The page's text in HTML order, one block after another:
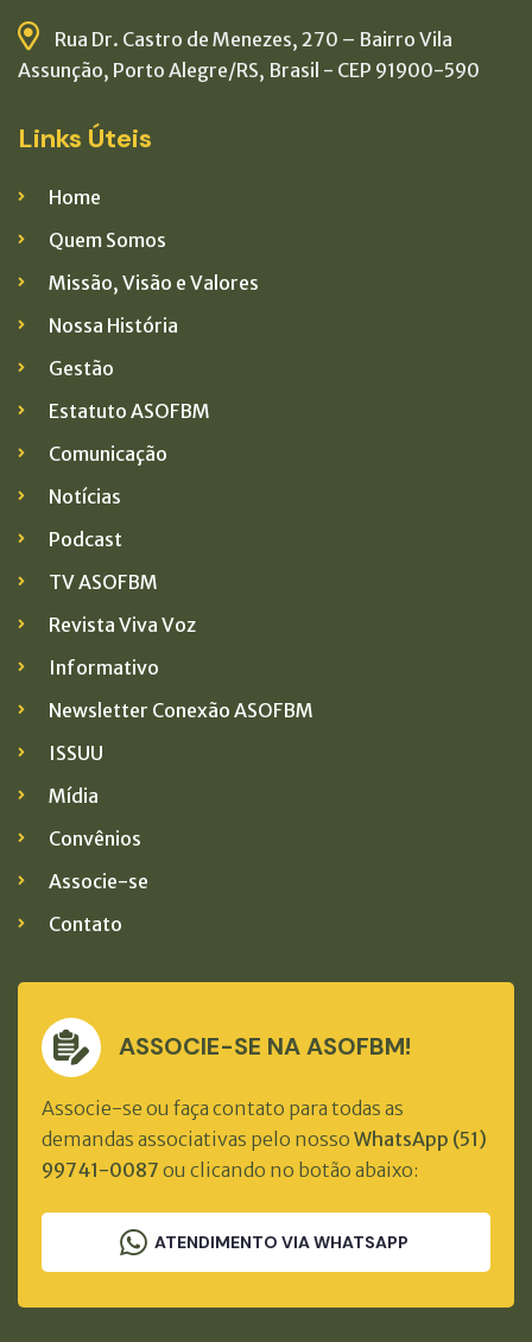
Rua Dr. Castro de Menezes, 270 – Bairro Vila
Assunção, Porto Alegre/RS, Brasil - CEP 91900-590
Links Úteis
Home
Quem Somos
Missão, Visão e Valores
Nossa História
Gestão
Estatuto ASOFBM
Comunicação
Notícias
Podcast
TV ASOFBM
Revista Viva Voz
Informativo
Newsletter Conexão ASOFBM
ISSUU
Mídia
Convênios
Associe-se
Contato
ASSOCIE-SE NA ASOFBM!
Associe-se ou faça contato para todas as
demandas associativas pelo nosso WhatsApp (51)
99741-0087 ou clicando no botão abaixo:
ATENDIMENTO VIA WHATSAPP